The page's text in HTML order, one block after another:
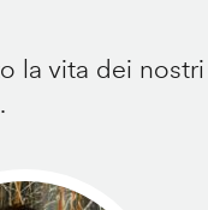
la vita dei nostri